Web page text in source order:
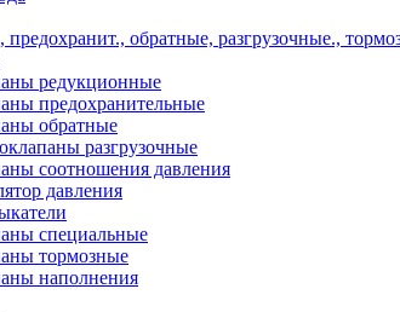
предохранит., обратные, разгрузочные.,
редукционные
предохранительные
обратные
разгрузочные
соотношения давления
давления
специальные
тормозные
наполнения